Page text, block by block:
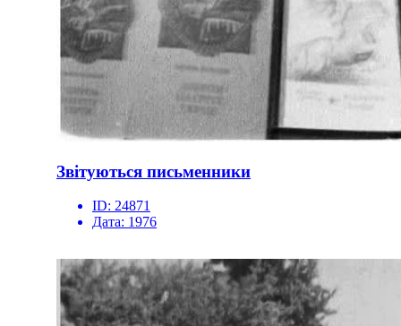
Звітуються письменники
ID: 24871
Дата: 1976